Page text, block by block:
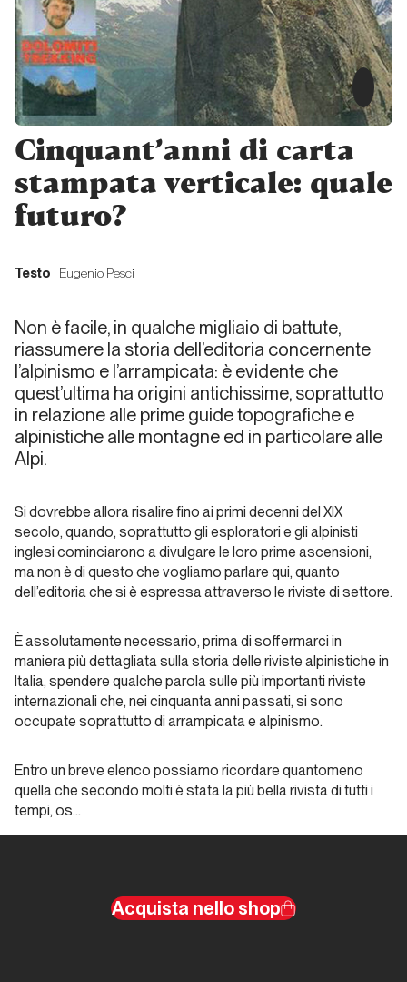
L’assassinio
della
lontananza
Dalla carta all'etere
stampata
quale futuro?
Dalla carta all'etere
Alp
carta
all'etere
Andrea
Gennari
ITW
Dalla carta
all'etere
Dalla carta all'etere
Dalla carta all'etere
Cinquant’anni di carta
stampata verticale: quale
futuro?
Testo Eugenio Pesci
Non è facile, in qualche migliaio di battute,
riassumere la storia dell’editoria concernente
l’alpinismo e l’arrampicata: è evidente che
quest’ultima ha origini antichissime, soprattutto
in relazione alle prime guide topografiche e
alpinistiche alle montagne ed in particolare alle
Alpi.
Si dovrebbe allora risalire fino ai primi decenni del XIX
secolo, quando, soprattutto gli esploratori e gli alpinisti
inglesi cominciarono a divulgare le loro prime ascensioni,
ma non è di questo che vogliamo parlare qui, quanto
dell’editoria che si è espressa attraverso le riviste di settore.
È assolutamente necessario, prima di soffermarci in
maniera più dettagliata sulla storia delle riviste alpinistiche in
Italia, spendere qualche parola sulle più importanti riviste
internazionali che, nei cinquanta anni passati, si sono
occupate soprattutto di arrampicata e alpinismo.
Entro un breve elenco possiamo ricordare quantomeno
quella che secondo molti è stata la più bella rivista di tutti i
tempi, os…
Acquista nello shop